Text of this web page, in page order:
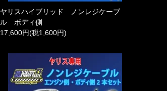
ヤリスハイブリッド ノンレジケーブ
ル ボディ側
17,600円(税1,600円)